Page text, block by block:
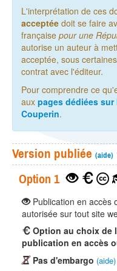
L'interprétation de ces
acceptée doit se faire
française pour une
autorise un auteur à
acceptée, sous
contrat avec l'éditeur.
Pour comprendre ce
aux pages dédiées
Couperin.
Version publiée (aide)
Option 1
Publication en accès
autorisée sur tout site
Option au choix de
publication en accès
Pas d'embargo (aide)